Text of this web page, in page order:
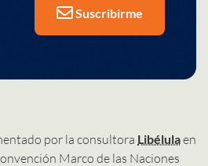
Suscribirme
por la consultora Libélulaen
Marco de las Naciones